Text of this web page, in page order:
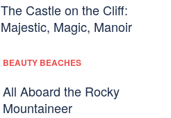
The Castle on the Cliff:
Majestic, Magic, Manoir
BEAUTY BEACHES
All Aboard the Rocky
Mountaineer